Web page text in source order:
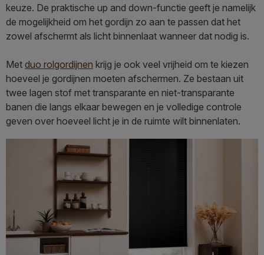
keuze. De praktische up and down-functie geeft je namelijk
de mogelijkheid om het gordijn zo aan te passen dat het
zowel afschermt als licht binnenlaat wanneer dat nodig is.
Met duo rolgordijnen krijg je ook veel vrijheid om te kiezen
hoeveel je gordijnen moeten afschermen. Ze bestaan uit
twee lagen stof met transparante en niet-transparante
banen die langs elkaar bewegen en je volledige controle
geven over hoeveel licht je in de ruimte wilt binnenlaten.